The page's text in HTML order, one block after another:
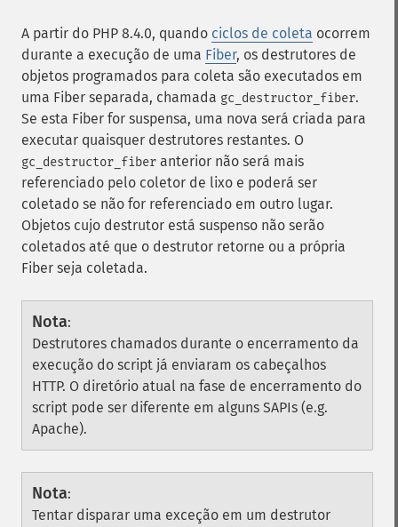
A partir do PHP 8.4.0, quando ciclos de coleta ocorrem
durante a execução de uma Fiber, os destrutores de
objetos programados para coleta são executados em
uma Fiber separada, chamada gc_destructor_fiber.
Se esta Fiber for suspensa, uma nova será criada para
executar quaisquer destrutores restantes. O
gc_destructor_fiber anterior não será mais
referenciado pelo coletor de lixo e poderá ser
coletado se não for referenciado em outro lugar.
Objetos cujo destrutor está suspenso não serão
coletados até que o destrutor retorne ou a própria
Fiber seja coletada.
Nota:
Destrutores chamados durante o encerramento da
execução do script já enviaram os cabeçalhos
HTTP. O diretório atual na fase de encerramento do
script pode ser diferente em alguns SAPIs (e.g.
Apache).
Nota:
Tentar disparar uma exceção em um destrutor